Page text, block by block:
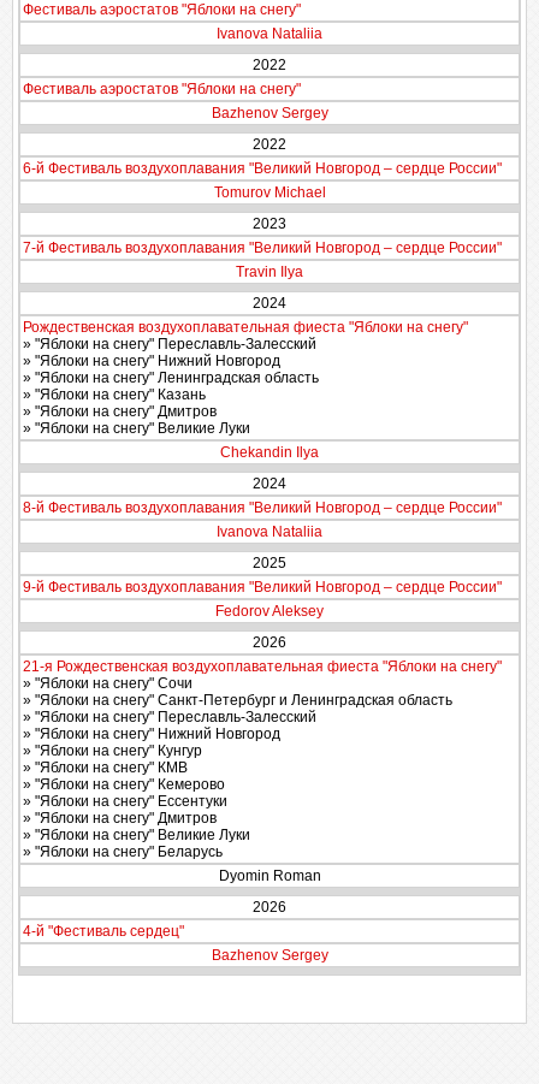
Фестиваль аэростатов "Яблоки на снегу"
Ivanova Nataliia
2022
Фестиваль аэростатов "Яблоки на снегу"
Bazhenov Sergey
2022
6-й Фестиваль воздухоплавания "Великий Новгород – сердце России"
Tomurov Michael
2023
7-й Фестиваль воздухоплавания "Великий Новгород – сердце России"
Travin Ilya
2024
Рождественская воздухоплавательная фиеста "Яблоки на снегу"
» "Яблоки на снегу" Переславль-Залесский
» "Яблоки на снегу" Нижний Новгород
» "Яблоки на снегу" Ленинградская область
» "Яблоки на снегу" Казань
» "Яблоки на снегу" Дмитров
» "Яблоки на снегу" Великие Луки
Chekandin Ilya
2024
8-й Фестиваль воздухоплавания "Великий Новгород – сердце России"
Ivanova Nataliia
2025
9-й Фестиваль воздухоплавания "Великий Новгород – сердце России"
Fedorov Aleksey
2026
21-я Рождественская воздухоплавательная фиеста "Яблоки на снегу"
» "Яблоки на снегу" Сочи
» "Яблоки на снегу" Санкт-Петербург и Ленинградская область
» "Яблоки на снегу" Переславль-Залесский
» "Яблоки на снегу" Нижний Новгород
» "Яблоки на снегу" Кунгур
» "Яблоки на снегу" КМВ
» "Яблоки на снегу" Кемерово
» "Яблоки на снегу" Ессентуки
» "Яблоки на снегу" Дмитров
» "Яблоки на снегу" Великие Луки
» "Яблоки на снегу" Беларусь
Dyomin Roman
2026
4-й "Фестиваль сердец"
Bazhenov Sergey